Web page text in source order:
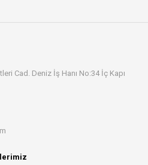
Cad. Deniz İş Hanı No:34 İç Kapı